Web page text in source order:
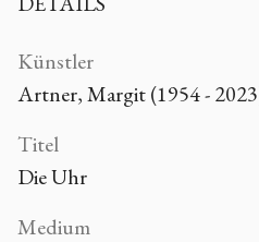
Künstler
Artner, Margit (1954 -
Titel
Die Uhr
Medium